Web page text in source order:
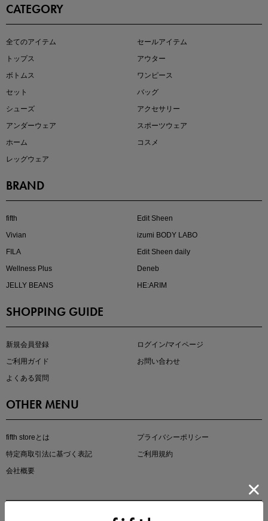
即戦力アイテム続々対象
大人の着映えアイテム5選
マストバイアイテム
CATEGORY
全てのアイテム
セールアイテム
トップス
アウター
ボトムス
ワンピース
セット
バッグ
シューズ
アクセサリー
アンダーウェア
スポーツウェア
ホーム
コスメ
レッグウェア
BRAND
fifth
Edit Sheen
Vivian
izumi BODY LABO
FILA
Edit Sheen daily
Wellness Plus
Deneb
JELLY BEANS
HE:ARIM
SHOPPING GUIDE
新規会員登録
ログイン/マイページ
ご利用ガイド
お問い合わせ
よくある質問
OTHER MENU
fifth storeとは
プライバシーポリシー
特定商取引法に基づく表記
ご利用規約
会社概要